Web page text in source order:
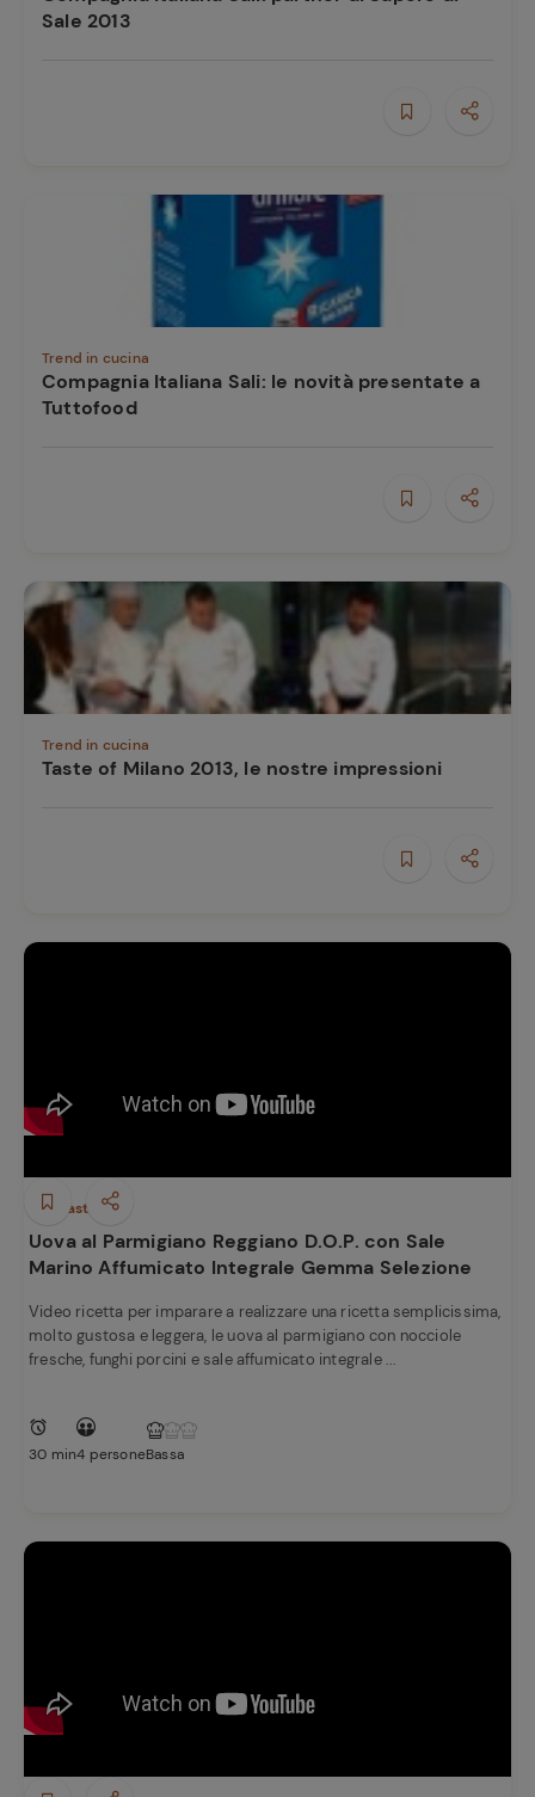
Sale 2013
Trend in cucina
Compagnia Italiana Sali: le novità presentate a
Tuttofood
Trend in cucina
Taste of Milano 2013, le nostre impressioni
Antipasti
Uova al Parmigiano Reggiano D.O.P. con Sale
Marino Affumicato Integrale Gemma Selezione
Video ricetta per imparare a realizzare una ricetta semplicissima,
molto gustosa e leggera, le uova al parmigiano con nocciole
fresche, funghi porcini e sale affumicato integrale ...
30 min4 personeBassa